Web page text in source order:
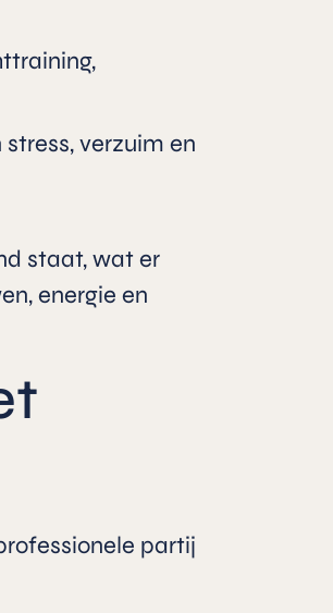
verzuim en
staat, wat er
energie en
partij